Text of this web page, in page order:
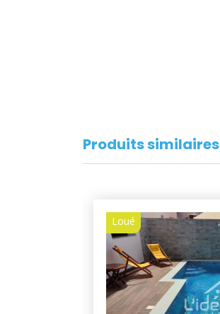
Produits similaires
Loué